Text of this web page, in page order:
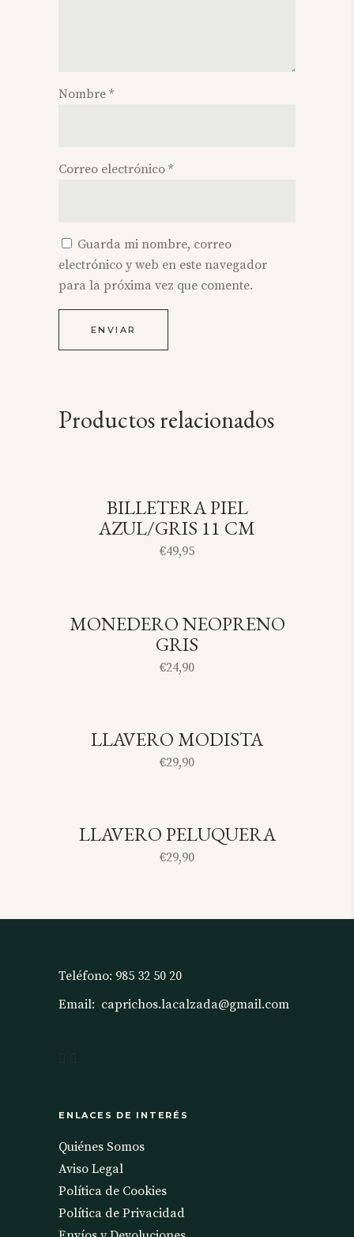
Nombre *
Correo electrónico *
Guarda mi nombre, correo
electrónico y web en este navegador
para la próxima vez que comente.
Productos relacionados
BILLETERA PIEL
AZUL/GRIS 11 CM
€49,95
SOLD
MONEDERO NEOPRENO
GRIS
€24,90
SOLD
LLAVERO MODISTA
€29,90
SOLD
LLAVERO PELUQUERA
€29,90
Teléfono: 985 32 50 20
Email: caprichos.lacalzada@gmail.com
ENLACES DE INTERÉS
Quiénes Somos
Aviso Legal
Política de Cookies
Política de Privacidad